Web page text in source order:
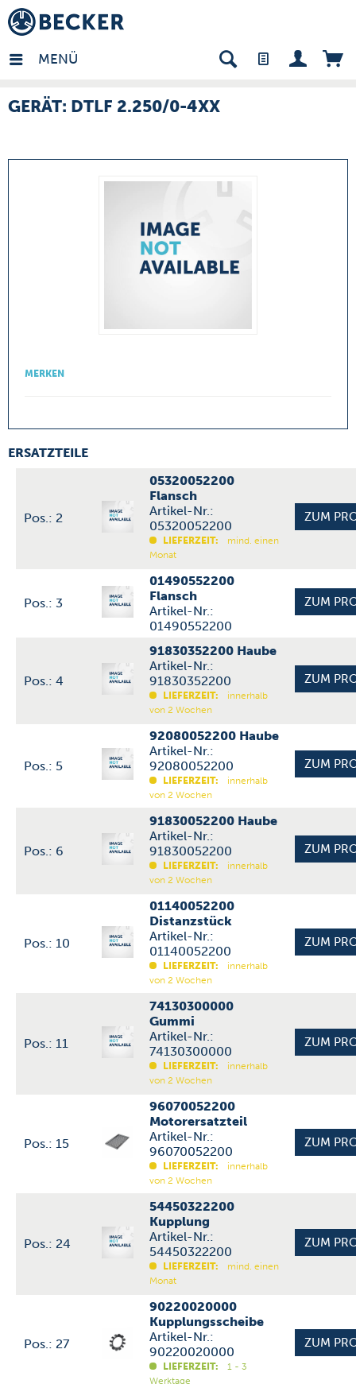
MENÜ
- DE
GERÄT: DTLF 2.250/0-4XX
MERKEN
ERSATZTEILE
Pos.: 2
05320052200
Flansch
Artikel-Nr.:
05320052200
LIEFERZEIT:
mind. einen
Monat
Pos.: 3
01490552200
Flansch
Artikel-Nr.:
01490552200
Pos.: 4
91830352200 Haube
Artikel-Nr.:
91830352200
LIEFERZEIT:
innerhalb
von 2 Wochen
Pos.: 5
92080052200 Haube
Artikel-Nr.:
92080052200
LIEFERZEIT:
innerhalb
von 2 Wochen
Pos.: 6
91830052200 Haube
Artikel-Nr.:
91830052200
LIEFERZEIT:
innerhalb
von 2 Wochen
Pos.: 10
01140052200
Distanzstück
Artikel-Nr.:
01140052200
LIEFERZEIT:
innerhalb
von 2 Wochen
Pos.: 11
74130300000
Gummi
Artikel-Nr.:
74130300000
LIEFERZEIT:
innerhalb
von 2 Wochen
Pos.: 15
96070052200
Motorersatzteil
Artikel-Nr.:
96070052200
LIEFERZEIT:
innerhalb
von 2 Wochen
Pos.: 24
54450322200
Kupplung
Artikel-Nr.:
54450322200
LIEFERZEIT:
mind. einen
Monat
Pos.: 27
90220020000
Kupplungsscheibe
Artikel-Nr.:
90220020000
LIEFERZEIT:
1 - 3
Werktage